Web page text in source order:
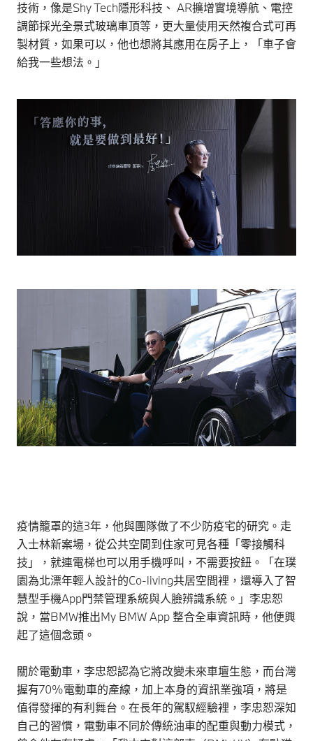
技術，像是Shy Tech隱形科技、 AR擴增實境導航、電控
調節採光全景式玻璃車頂等，更大量使用天然複合式可再
製材質，如果可以，他也想將其應用在房子上，「車子會
給我一些想法。」
疫情籠罩的這3年，他與團隊做了不少防疫宅的研究。走
入士林新案場，從公共空間到住家可見各種「零接觸科
技」，就連電梯也可以用手機呼叫，不需要按鈕。「在璞
園為北漂年輕人設計的Co-living共居空間裡，還導入了智
慧型手機App門禁管理系統與人臉辨識系統。」李忠恕
說，當BMW推出My BMW App 整合全車資訊時，他便興
起了這個念頭。
關於電動車，李忠恕認為它將改變未來車壇生態，而台灣
握有70%電動車的產線，加上本身的資訊業強項，將是
值得發揮的有利舞台。在長年的駕馭經驗裡，李忠恕深知
自己的習慣，電動車不同於傳統油車的配重與動力模式，